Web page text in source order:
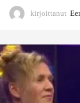
kirjoittanut